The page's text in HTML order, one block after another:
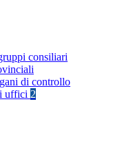
consiliari
di controllo
uffici 2